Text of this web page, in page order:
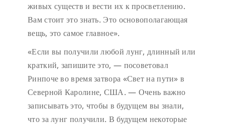
живых существ и вести их к просветлению.
Вам стоит это знать. Это основополагающая
вещь, это самое главное».
«Если вы получили любой лунг, длинный или
краткий, запишите это, — посоветовал
Ринпоче во время затвора «Свет на пути» в
Северной Каролине, США. — Очень важно
записывать это, чтобы в будущем вы знали,
что за лунг получили. В будущем некоторые